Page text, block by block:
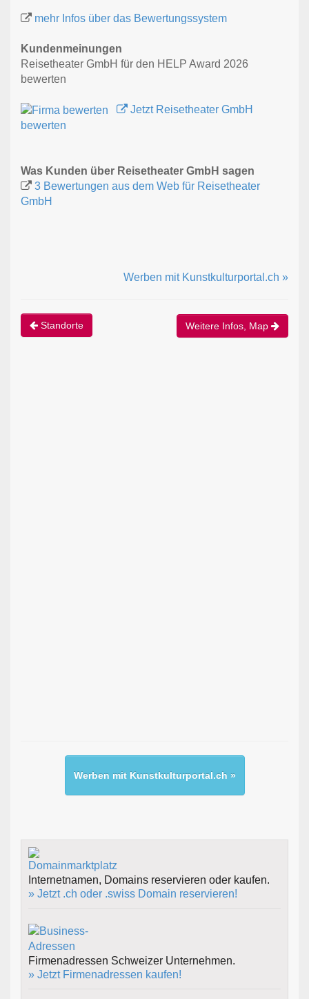
mehr Infos über das Bewertungssystem
Kundenmeinungen
Reisetheater GmbH für den HELP Award 2026
bewerten
Jetzt Reisetheater GmbH
bewerten
Was Kunden über Reisetheater GmbH sagen
3 Bewertungen aus dem Web für Reisetheater
GmbH
Werben mit Kunstkulturportal.ch »
Standorte Weitere Infos, Map
Werben mit Kunstkulturportal.ch »
Internetnamen, Domains reservieren oder kaufen.
» Jetzt .ch oder .swiss Domain reservieren!
Firmenadressen Schweizer Unternehmen.
» Jetzt Firmenadressen kaufen!